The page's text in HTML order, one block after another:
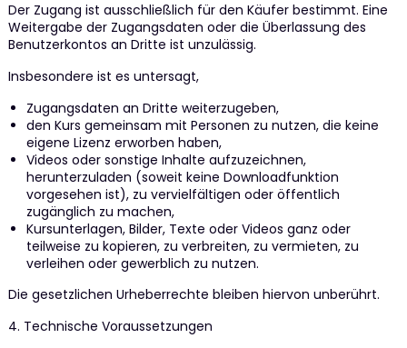
Der Zugang ist ausschließlich für den Käufer bestimmt. Eine
Weitergabe der Zugangsdaten oder die Überlassung des
Benutzerkontos an Dritte ist unzulässig.
Insbesondere ist es untersagt,
Zugangsdaten an Dritte weiterzugeben,
den Kurs gemeinsam mit Personen zu nutzen, die keine
eigene Lizenz erworben haben,
Videos oder sonstige Inhalte aufzuzeichnen,
herunterzuladen (soweit keine Downloadfunktion
vorgesehen ist), zu vervielfältigen oder öffentlich
zugänglich zu machen,
Kursunterlagen, Bilder, Texte oder Videos ganz oder
teilweise zu kopieren, zu verbreiten, zu vermieten, zu
verleihen oder gewerblich zu nutzen.
Die gesetzlichen Urheberrechte bleiben hiervon unberührt.
4. Technische Voraussetzungen